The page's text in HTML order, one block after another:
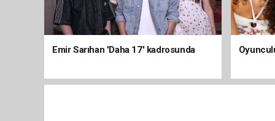
Emir Sarıhan 'Daha 17' kadrosunda